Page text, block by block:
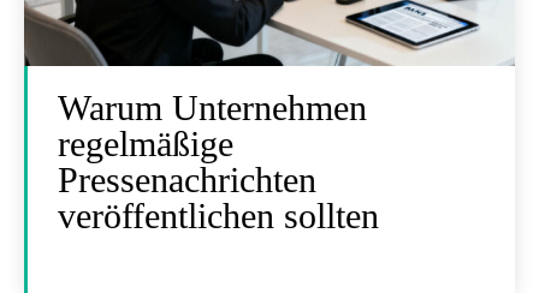
Warum Unternehmen
regelmäßige
Pressenachrichten
veröffentlichen sollten